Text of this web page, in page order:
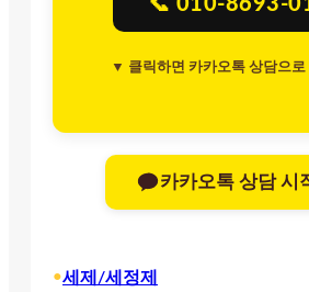
▼ 클릭하면 카카오톡 상담으로
카카오톡 상담 시
•세제/세정제